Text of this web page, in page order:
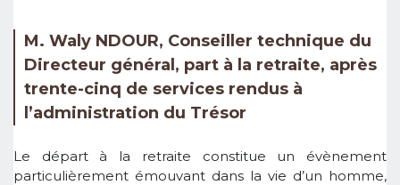
M. Waly NDOUR, Conseiller technique du
Directeur général, part à la retraite, après
trente-cinq de services rendus à
l’administration du Trésor
Le départ à la retraite constitue un évènement
particulièrement émouvant dans la vie d’un homme,